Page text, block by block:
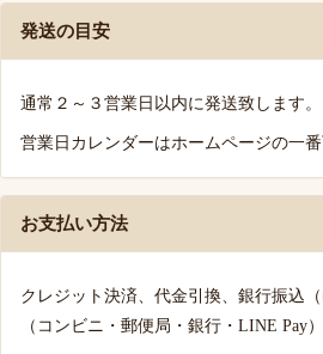
い・
料
発送の目安
通常２～３営業日以内に発送致します。
営業日カレンダーはホームページの一
お支払い方法
クレジット決済、代金引換、銀行振込
（コンビニ・郵便局・銀行・LINE Pay